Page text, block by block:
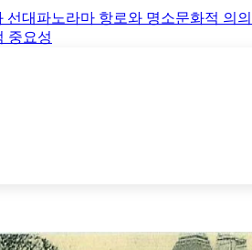
선대 파노라마 항로와 명소문화적 의의
중요성